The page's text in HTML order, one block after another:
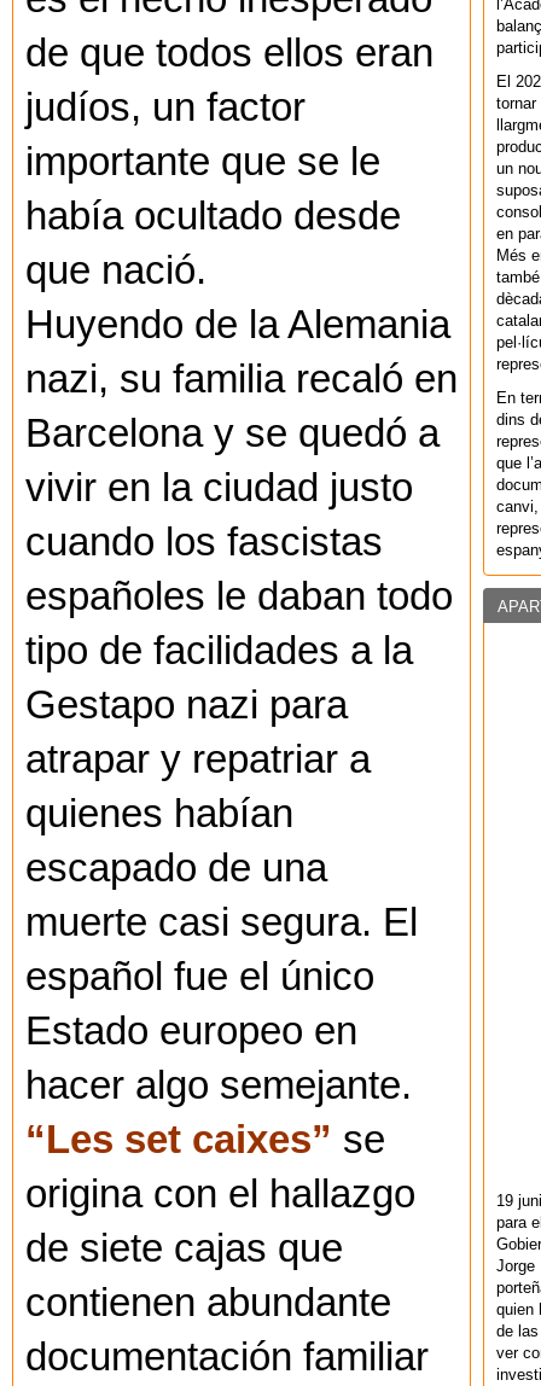
de que todos ellos eran
judíos, un factor
importante que se le
había ocultado desde
que nació.
Huyendo de la Alemania
nazi, su familia recaló en
Barcelona y se quedó a
vivir en la ciudad justo
cuando los fascistas
españoles le daban todo
tipo de facilidades a la
Gestapo nazi para
atrapar y repatriar a
quienes habían
escapado de una
muerte casi segura. El
español fue el único
Estado europeo en
hacer algo semejante.
“Les set caixes” se
origina con el hallazgo
de siete cajas que
contienen abundante
documentación familiar
El
un
en
Més
En
dins
que
canvi,
19
para
Jorge
quien
de
ver